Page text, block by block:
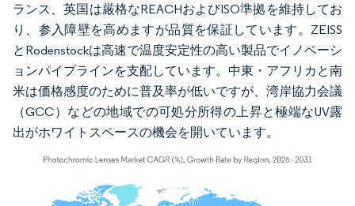
ランス、英国は厳格なREACHおよびISO準拠を維持してお
り、参入障壁を高めますが品質を保証しています。ZEISS
とRodenstockは高速で温度安定性の高い製品でイノベーシ
ョンパイプラインを支配しています。中東・アフリカと南
米は価格感度のために普及率が低いですが、湾岸協力会議
（GCC）などの地域での可処分所得の上昇と極端なUV露
出がホワイトスペースの機会を開いています。